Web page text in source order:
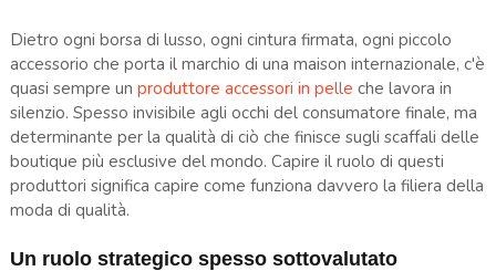
Dietro ogni borsa di lusso, ogni cintura firmata, ogni piccolo
accessorio che porta il marchio di una maison internazionale, c'è
quasi sempre un produttore accessori in pelle che lavora in
silenzio. Spesso invisibile agli occhi del consumatore finale, ma
determinante per la qualità di ciò che finisce sugli scaffali delle
boutique più esclusive del mondo. Capire il ruolo di questi
produttori significa capire come funziona davvero la filiera della
moda di qualità.
Un ruolo strategico spesso sottovalutato